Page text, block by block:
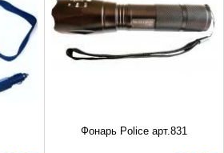
Фонарь Police арт.831